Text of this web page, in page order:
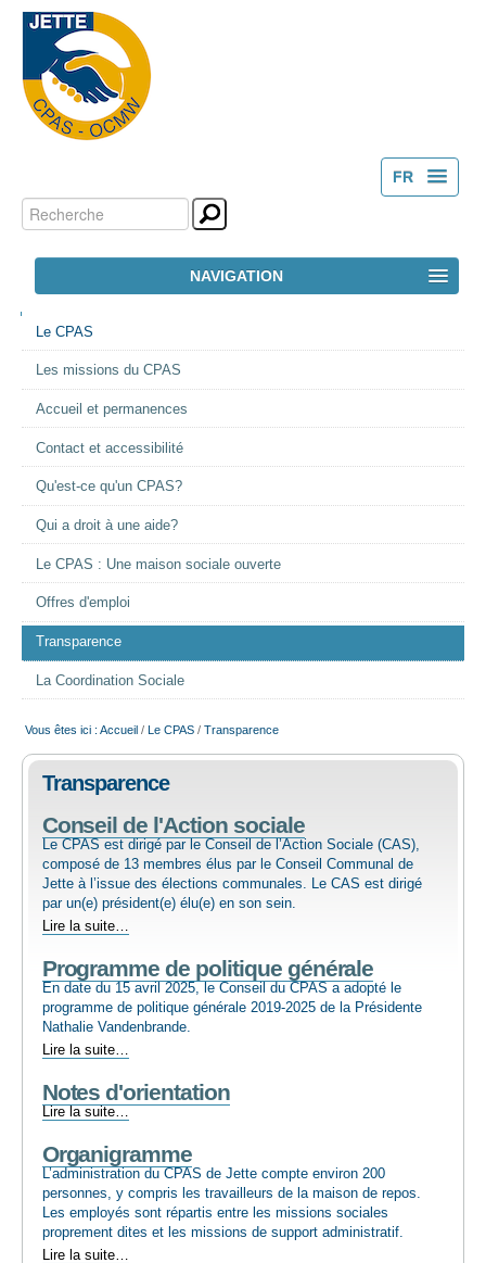
FR
Outils
personnels
Chercher par
Recherche
NAVIGATION
LE CPAS
ACTION SOCIALE
EMPLOI
AIDE ALIMENTAIRE
SENIORS
CULTURE ET JEUNESSE
NAVIGATION
Le CPAS
Les missions du CPAS
Accueil et permanences
Contact et accessibilité
Qu'est-ce qu'un CPAS?
Qui a droit à une aide?
Le CPAS : Une maison sociale ouverte
Offres d'emploi
Transparence
La Coordination Sociale
Vous êtes ici : Accueil / Le CPAS / Transparence
Transparence
Conseil de l'Action sociale
Le CPAS est dirigé par le Conseil de l’Action Sociale (CAS),
composé de 13 membres élus par le Conseil Communal de
Jette à l’issue des élections communales. Le CAS est dirigé
par un(e) président(e) élu(e) en son sein.
Conseil
l'Action
sociale
-
Lire la suite…
Programme de politique générale
En date du 15 avril 2025, le Conseil du CPAS a adopté le
programme de politique générale 2019-2025 de la Présidente
Nathalie Vandenbrande.
Programme
politique
générale
Lire la suite…
Notes d'orientation
Notes
-
Lire la suite…
Organigramme
L’administration du CPAS de Jette compte environ 200
personnes, y compris les travailleurs de la maison de repos.
Les employés sont répartis entre les missions sociales
proprement dites et les missions de support administratif.
Organigramme
Lire la suite…